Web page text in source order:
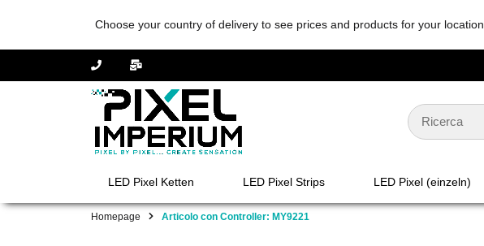
Choose your country of delivery to see prices and products for your location.
LED Pixel Ketten LED Pixel Strips LED Pixel (einzeln)
Homepage Articolo con Controller: MY9221